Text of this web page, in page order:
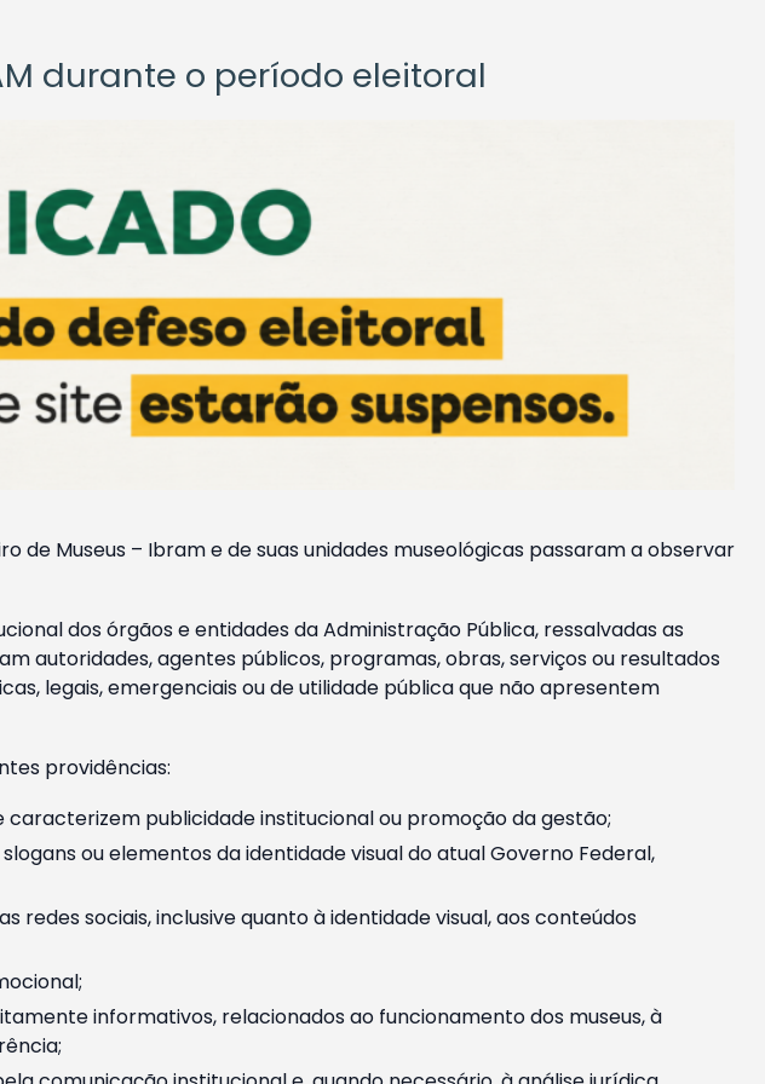
durante o período eleitoral
de Museus – Ibram e de suas unidades museológicas passaram a observar
dos órgãos e entidades da Administração Pública, ressalvadas as
autoridades, agentes públicos, programas, obras, serviços ou resultados
legais, emergenciais ou de utilidade pública que não apresentem
providências:
publicidade institucional ou promoção da gestão;
ou elementos da identidade visual do atual Governo Federal,
redes sociais, inclusive quanto à identidade visual, aos conteúdos
informativos, relacionados ao funcionamento dos museus, à